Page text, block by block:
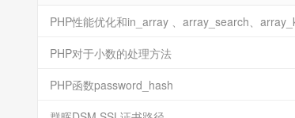
PHP性能优化和in_array 、array_search、
PHP对于小数的处理方法
PHP函数password_hash